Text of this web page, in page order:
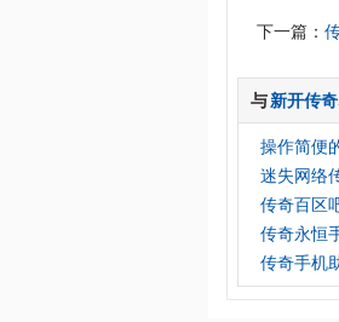
下一篇：
与新开传
操作简便
迷失网络
传奇百区
传奇永恒
传奇手机